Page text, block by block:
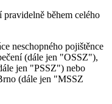
během celého
neschopného pojištěnce
(dále jen "OSSZ"),
jen "PSSZ") nebo
(dále jen "MSSZ